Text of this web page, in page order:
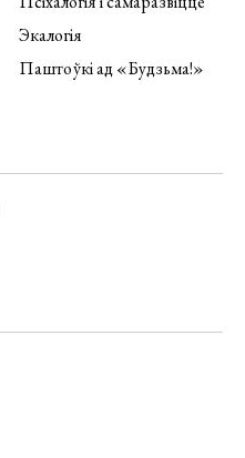
Экалогія
Паштоўкі ад «Будзьма!»